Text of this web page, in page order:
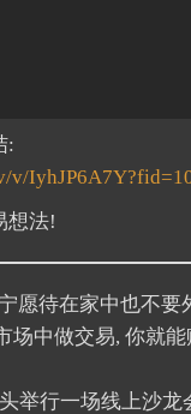
:
v/
想法!
愿待在家中也不
场中做交易, 你就
举行一场线上沙龙